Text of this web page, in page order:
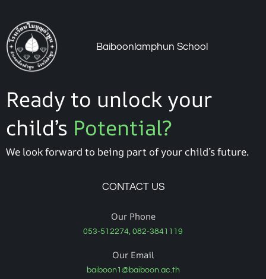
Baiboonlamphun School
Ready to unlock your
child’s Potential?
We look forward to being part of your child’s future.
CONTACT US
Our Phone
053-512274, 082-3841119
Our Email
baiboon1@baiboon.ac.th